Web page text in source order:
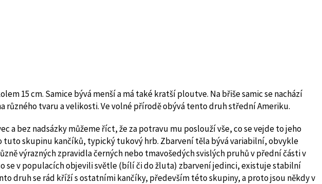
15 cm. Samice bývá menší a má také kratší ploutve. Na břiše samic se nachází
různého tvaru a velikosti. Ve volné přírodě obývá tento druh střední Ameriku.
a bez nadsázky můžeme říct, že za potravu mu poslouží vše, co se vejde to jeho
tuto skupinu kančíků, typický tukový hrb. Zbarvení těla bývá variabilní, obvykle
výrazných zpravidla černých nebo tmavošedých svislých pruhů v přední části v
se v populacích objevili světle (bílí či do žluta) zbarvení jedinci, existuje stabilní
druh se rád kříží s ostatními kančíky, především této skupiny, a proto jsou někdy v